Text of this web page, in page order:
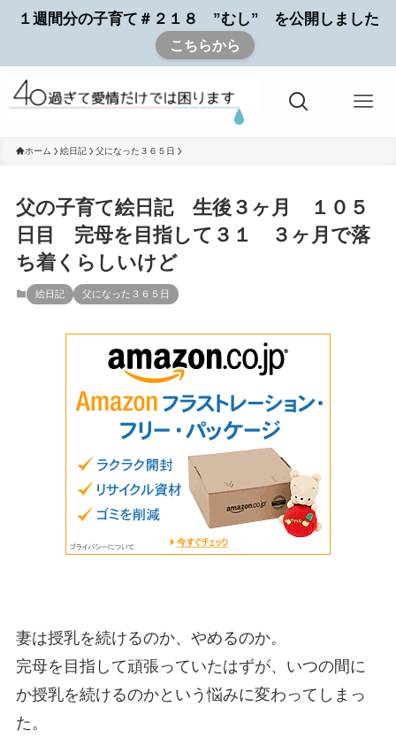
１週間分の子育て＃２１８ ”むし” を公開しました
こちらから
ホーム 絵日記 父になった３６５日
父の子育て絵日記 生後３ヶ月 １０５
日目 完母を目指して３１ ３ヶ月で落
ち着くらしいけど
絵日記 父になった３６５日
妻は授乳を続けるのか、やめるのか。
完母を目指して頑張っていたはずが、いつの間に
か授乳を続けるのかという悩みに変わってしまっ
た。